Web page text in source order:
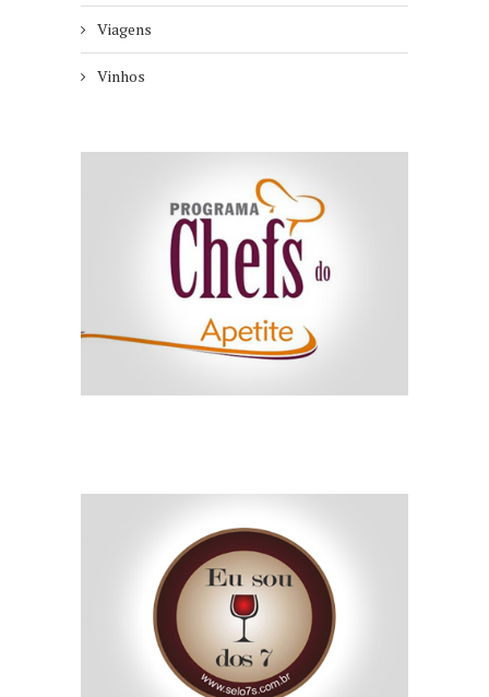
Viagens
Vinhos